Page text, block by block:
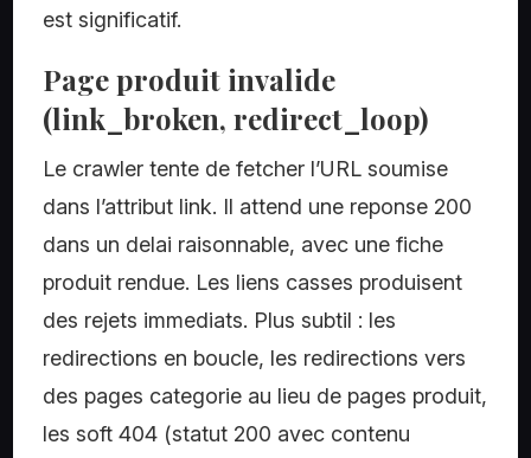
est significatif.
Page produit invalide
(link_broken, redirect_loop)
Le crawler tente de fetcher l’URL soumise
dans l’attribut link. Il attend une reponse 200
dans un delai raisonnable, avec une fiche
produit rendue. Les liens casses produisent
des rejets immediats. Plus subtil : les
redirections en boucle, les redirections vers
des pages categorie au lieu de pages produit,
les soft 404 (statut 200 avec contenu